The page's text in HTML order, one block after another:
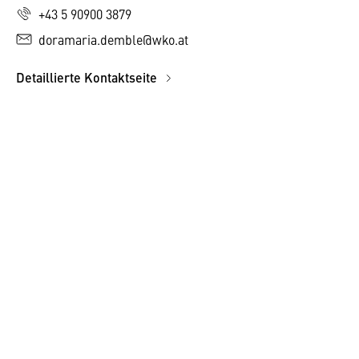
+43 5 90900 3879
doramaria.demble@wko.at
Detaillierte Kontaktseite